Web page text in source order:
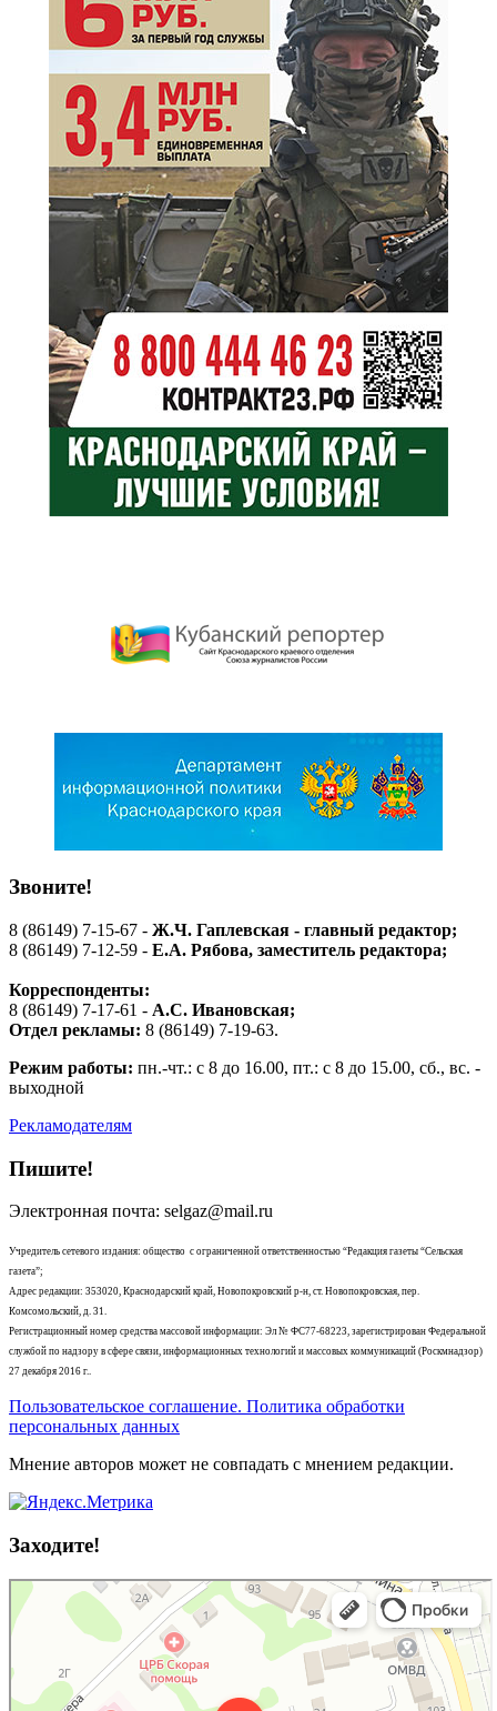
Звоните!
8 (86149) 7-15-67 - Ж.Ч. Гаплевская - главный редактор;
8 (86149) 7-12-59 - Е.А. Рябова, заместитель редактора;
Корреспонденты:
8 (86149) 7-17-61 - А.С. Ивановская;
Отдел рекламы: 8 (86149) 7-19-63.
Режим работы: пн.-чт.: с 8 до 16.00, пт.: с 8 до 15.00, сб., вс. -
выходной
Рекламодателям
Пишите!
Электронная почта: selgaz@mail.ru
Учредитель сетевого издания: общество с ограниченной ответственностью “Редакция газеты “Сельская
газета”;
Адрес редакции: 353020, Краснодарский край, Новопокровский р-н, ст. Новопокровская, пер.
Комсомольский, д. 31.
Регистрационный номер средства массовой информации: Эл № ФС77-68223, зарегистрирован Федеральной
службой по надзору в сфере связи, информационных технологий и массовых коммуникаций (Роскмнадзор)
27 декабря 2016 г..
Пользовательское соглашение. Политика обработки
персональных данных
Мнение авторов может не совпадать с мнением редакции.
Заходите!